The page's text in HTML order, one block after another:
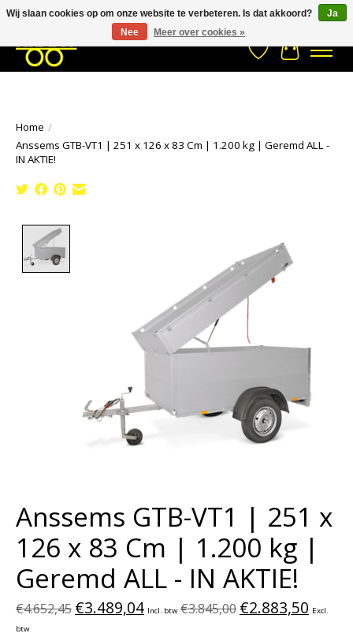
033- 2470 538 info@kraaybv.com Stuur een Whatsapp bericht
Verlanglijst
Home /
Anssems GTB-VT1 | 251 x 126 x 83 Cm | 1.200 kg | Geremd ALL -
IN AKTIE!
Anssems GTB-VT1 | 251 x
126 x 83 Cm | 1.200 kg |
Geremd ALL - IN AKTIE!
€4.652,45 €3.489,04 Incl. btw €3.845,00 €2.883,50 Excl.
btw
Wij slaan cookies op om onze website te verbeteren. Is dat akkoord?
Ja
Nee
Meer over cookies »